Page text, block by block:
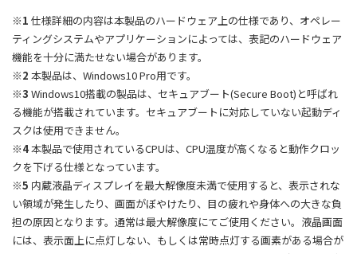
※1 仕様詳細の内容は本製品のハードウェア上の仕様であり、オペレー
ティングシステムやアプリケーションによっては、表記のハードウェア
機能を十分に満たせない場合があります。
※2 本製品は、Windows10 Pro用です。
※3 Windows10搭載の製品は、セキュアブート(Secure Boot)と呼ばれ
る機能が搭載されています。セキュアブートに対応していない起動ディ
スクは使用できません。
※4本製品で使用されているCPUは、CPU温度が高くなると動作クロッ
クを下げる仕様となっています。
※5 内蔵液晶ディスプレイを最大解像度未満で使用すると、表示されな
い領域が発生したり、画面がぼやけたり、目の疲れや身体への大きな負
担の原因となります。通常は最大解像度にてご使用ください。液晶画面
には、表示面上に点灯しない、もしくは常時点灯する画素がある場合が